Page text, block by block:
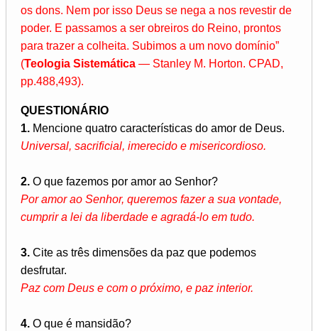
os dons. Nem por isso Deus se nega a nos revestir de
poder. E passamos a ser obreiros do Reino, prontos
para trazer a colheita. Subimos a um novo domínio”
(Teologia Sistemática — Stanley M. Horton. CPAD,
pp.488,493).
QUESTIONÁRIO
1. Mencione quatro características do amor de Deus.
Universal, sacrificial, imerecido e misericordioso.
2. O que fazemos por amor ao Senhor?
Por amor ao Senhor, queremos fazer a sua vontade,
cumprir a lei da liberdade e agradá-lo em tudo.
3. Cite as três dimensões da paz que podemos
desfrutar.
Paz com Deus e com o próximo, e paz interior.
4. O que é mansidão?